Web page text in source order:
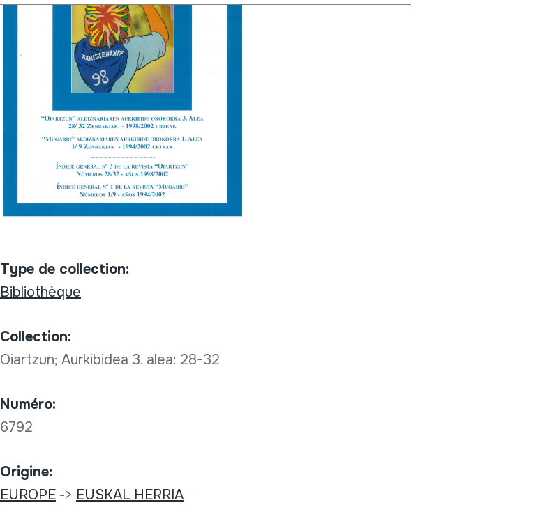
Type de collection:
Bibliothèque
Collection:
Oiartzun; Aurkibidea 3. alea: 28-32
Numéro:
6792
Origine:
EUROPE-> EUSKAL HERRIA